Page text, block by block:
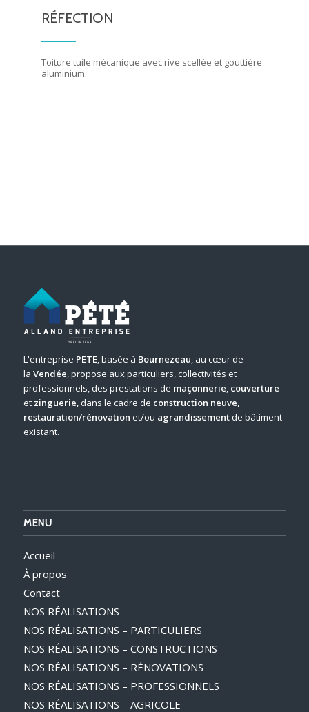
RÉFECTION
Toiture tuile mécanique avec rive scellée et gouttière
aluminium.
L'entreprise PETE, basée à Bournezeau, au cœur de
la Vendée, propose aux particuliers, collectivités et
professionnels, des prestations de maçonnerie, couverture
et zinguerie, dans le cadre de construction neuve,
restauration/rénovation et/ou agrandissementde bâtiment
existant.
MENU
Accueil
À propos
Contact
NOS RÉALISATIONS
NOS RÉALISATIONS – PARTICULIERS
NOS RÉALISATIONS – CONSTRUCTIONS
NOS RÉALISATIONS – RÉNOVATIONS
NOS RÉALISATIONS – PROFESSIONNELS
NOS RÉALISATIONS – AGRICOLE